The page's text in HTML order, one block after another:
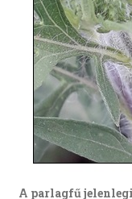
A parlagfű